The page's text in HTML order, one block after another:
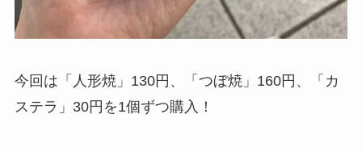
今回は「人形焼」130円、「つぼ焼」160円、「カ
ステラ」30円を1個ずつ購入！